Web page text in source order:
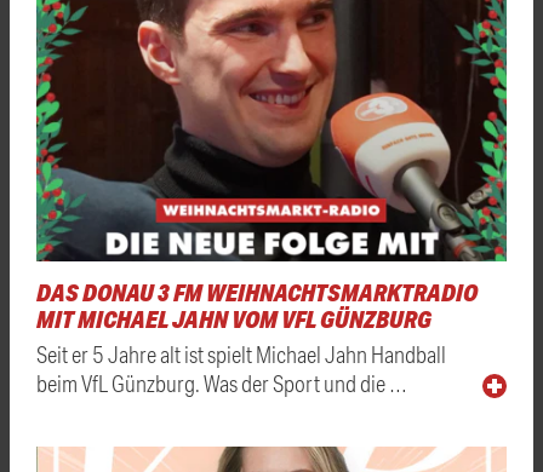
DAS DONAU 3 FM WEIHNACHTSMARKTRADIO
MIT MICHAEL JAHN VOM VFL GÜNZBURG
Seit er 5 Jahre alt ist spielt Michael Jahn Handball
beim VfL Günzburg. Was der Sport und die …